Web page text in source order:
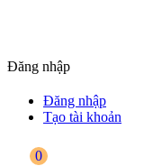
Đăng nhập
Đăng nhập
Tạo tài khoản
0